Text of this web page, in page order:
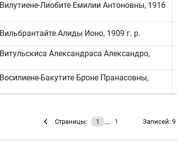
Лиобите Емилии Антоновны, 1916
Алиды Ионо, 1909 г. р.
Александраса Александро,
Бакутите Броне Пранасовны,
Страницы: 1 … 1 Записей: 9